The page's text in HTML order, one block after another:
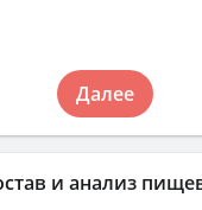
и анализ
Далее